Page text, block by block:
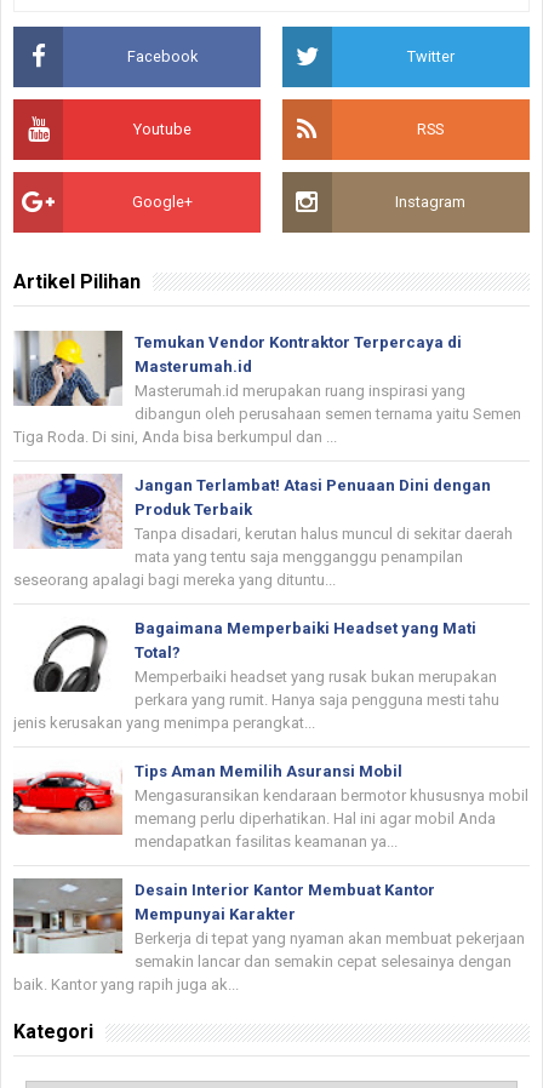
Facebook Twitter
Youtube RSS
Google+ Instagram
Artikel Pilihan
Temukan Vendor Kontraktor Terpercaya di
Masterumah.id
Masterumah.id merupakan ruang inspirasi yang
dibangun oleh perusahaan semen ternama yaitu Semen
Tiga Roda. Di sini, Anda bisa berkumpul dan ...
Jangan Terlambat! Atasi Penuaan Dini dengan
Produk Terbaik
Tanpa disadari, kerutan halus muncul di sekitar daerah
mata yang tentu saja mengganggu penampilan
seseorang apalagi bagi mereka yang dituntu...
Bagaimana Memperbaiki Headset yang Mati
Total?
Memperbaiki headset yang rusak bukan merupakan
perkara yang rumit. Hanya saja pengguna mesti tahu
jenis kerusakan yang menimpa perangkat...
Tips Aman Memilih Asuransi Mobil
Mengasuransikan kendaraan bermotor khususnya mobil
memang perlu diperhatikan. Hal ini agar mobil Anda
mendapatkan fasilitas keamanan ya...
Desain Interior Kantor Membuat Kantor
Mempunyai Karakter
Berkerja di tepat yang nyaman akan membuat pekerjaan
semakin lancar dan semakin cepat selesainya dengan
baik. Kantor yang rapih juga ak...
Kategori